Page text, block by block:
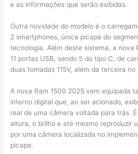
e as informações que serão exibidas.
Outra novidade do modelo é o
2 smartphones, única picape do
tecnologia. Além deste sistema, a nova
11 portas USB, sendo 5 do tipo C, de
duas tomadas 115V, além da terceira no
A nova Ram 1500 2025 vem equipada
interno digital que, ao ser acionado,
real de uma câmera voltada para trás.
altura, o brilho e até mesmo reproduzir
por uma câmera localizada no
picape.